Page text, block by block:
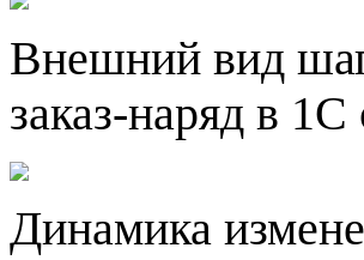
Внешний вид
заказ-наряд в
Динамика